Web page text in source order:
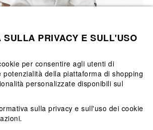
SULLA PRIVACY E SULL'USO
per consentire agli utenti di
della piattaforma di shopping
personalizzate disponibili sul
sulla privacy e sull'uso dei cookie